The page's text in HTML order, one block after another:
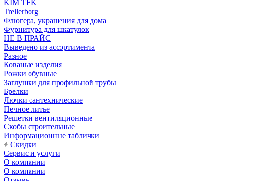
KIM TEK
Trellerborg
Флюгера, украшения для дома
Фурнитура для шкатулок
НЕ В ПРАЙС
Выведено из ассортимента
Разное
Кованые изделия
Рожки обувные
Заглушки для профильной трубы
Брелки
Лючки сантехнические
Печное литье
Решетки вентиляционные
Скобы строительные
Информационные таблички
Скидки
Сервис и услуги
О компании
О компании